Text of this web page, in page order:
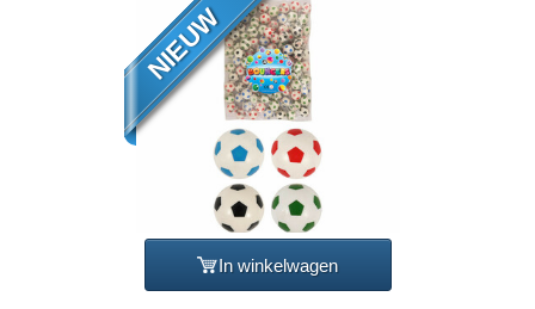
NIEUW
In winkelwagen